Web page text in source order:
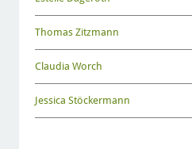
Thomas Zitzmann
Claudia Worch
Jessica Stöckermann